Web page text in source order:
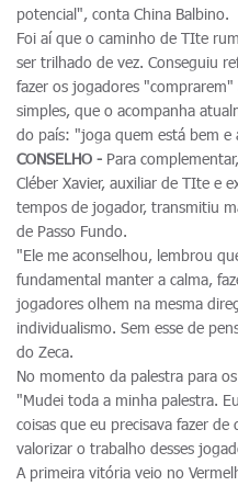
potencial", conta China Balbino.
Foi aí que o caminho de TIte
ser trilhado de vez. Conseguiu
fazer os jogadores "comprarem"
simples, que o acompanha
do país: "joga quem está bem e
CONSELHO - Para
Cléber Xavier, auxiliar de TIte e
tempos de jogador, transmitiu
de Passo Fundo.
"Ele me aconselhou, lembrou
fundamental manter a calma,
jogadores olhem na mesma
individualismo. Sem esse de
do Zeca.
No momento da palestra para
"Mudei toda a minha palestra.
coisas que eu precisava fazer
valorizar o trabalho desses
A primeira vitória veio no